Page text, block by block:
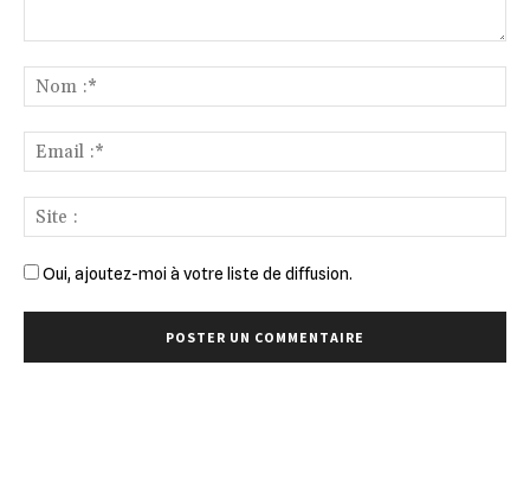
:*
:*
:
Oui, ajoutez-moi à votre liste de diffusion.